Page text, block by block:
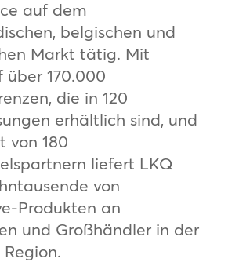
auf dem
belgischen und
Markt tätig. Mit
170.000
die in 120
erhältlich sind, und
von 180
liefert LKQ
von
Produkten an
und Großhändler in der